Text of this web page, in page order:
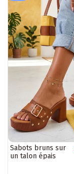
Sabots bruns sur
un talon épais